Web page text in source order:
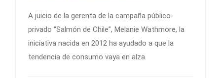
A juicio de la gerenta de la campaña público-
privado “Salmón de Chile”, Melanie Wathmore, la
iniciativa nacida en 2012 ha ayudado a que la
tendencia de consumo vaya en alza.